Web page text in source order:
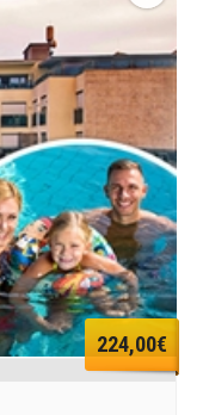
224,00€